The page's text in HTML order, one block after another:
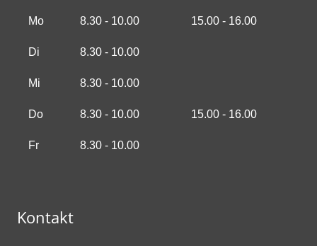
Mo 8.30 - 10.00 15.00 - 16.00
Di 8.30 - 10.00
Mi 8.30 - 10.00
Do 8.30 - 10.00 15.00 - 16.00
Fr 8.30 - 10.00
Kontakt